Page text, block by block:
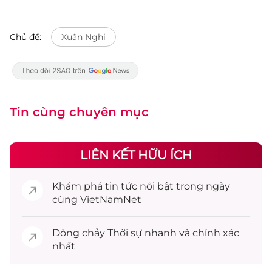
Chủ đề: Xuân Nghi
Tin cùng chuyên mục
LIÊN KẾT HỮU ÍCH
Khám phá tin tức nổi bật trong ngày
cùng VietNamNet
Dòng chảy Thời sự nhanh và chính xác
nhất